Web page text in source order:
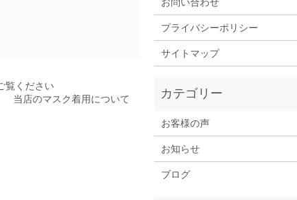
覧ください
当店のマスク着用について
プライバシーポリシー
サイトマップ
お客様の声
お知らせ
ブログ